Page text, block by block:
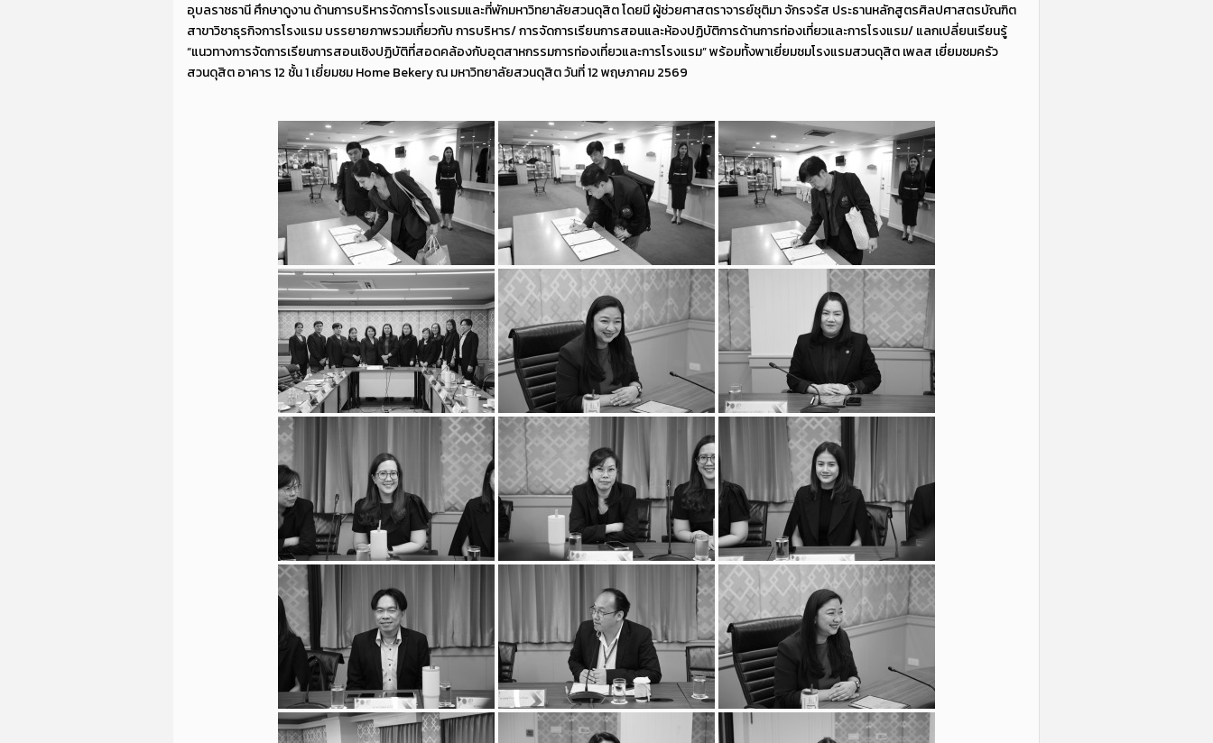
อุบลราชธานี ศึกษาดูงาน ด้านการบริหารจัดการโรงแรมและที่พักมหาวิทยาลัยสวนดุสิต โดยมี ผู้ช่วยศาสตราจารย์ชุติมา จักรจรัส ประธานหลักสูตรศิลปศาสตรบัณฑิต
สาขาวิชาธุรกิจการโรงแรม บรรยายภาพรวมเกี่ยวกับ การบริหาร/ การจัดการเรียนการสอนและห้องปฏิบัติการด้านการท่องเที่ยวและการโรงแรม/ แลกเปลี่ยนเรียนรู้
“แนวทางการจัดการเรียนการสอนเชิงปฏิบัติที่สอดคล้องกับอุตสาหกรรมการท่องเที่ยวและการโรงแรม” พร้อมทั้งพาเยี่ยมชมโรงแรมสวนดุสิต เพลส เยี่ยมชมครัว
สวนดุสิต อาคาร 12 ชั้น 1 เยี่ยมชม Home Bekery ณ มหาวิทยาลัยสวนดุสิต วันที่ 12 พฤษภาคม 2569